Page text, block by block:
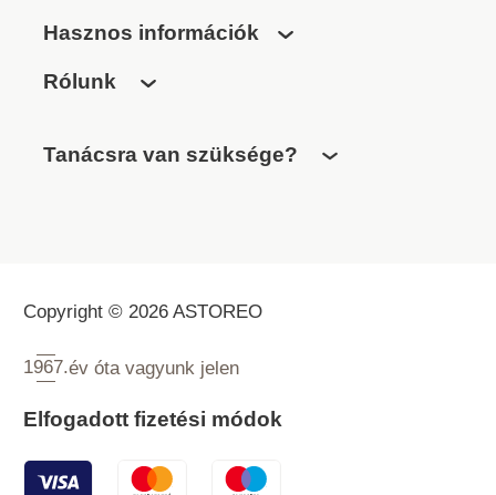
Hasznos információk
Rólunk
Tanácsra van szüksége?
Copyright © 2026 ASTOREO
1967.év óta vagyunk jelen
Elfogadott fizetési módok